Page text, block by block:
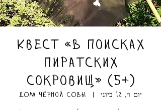
Квест «В поисках
пиратских
сокровищ» (5+)
יום ו׳, 12 ביוני ДОМ чёрной СОВЫ